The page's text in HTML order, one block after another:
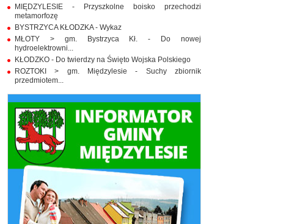
MIĘDZYLESIE - Przyszkolne boisko przechodzi
metamorfozę
BYSTRZYCA KŁODZKA - Wykaz
MŁOTY > gm. Bystrzyca Kł. - Do nowej
hydroelektrowni...
KŁODZKO - Do twierdzy na Święto Wojska Polskiego
ROZTOKI > gm. Międzylesie - Suchy zbiornik
przedmiotem...